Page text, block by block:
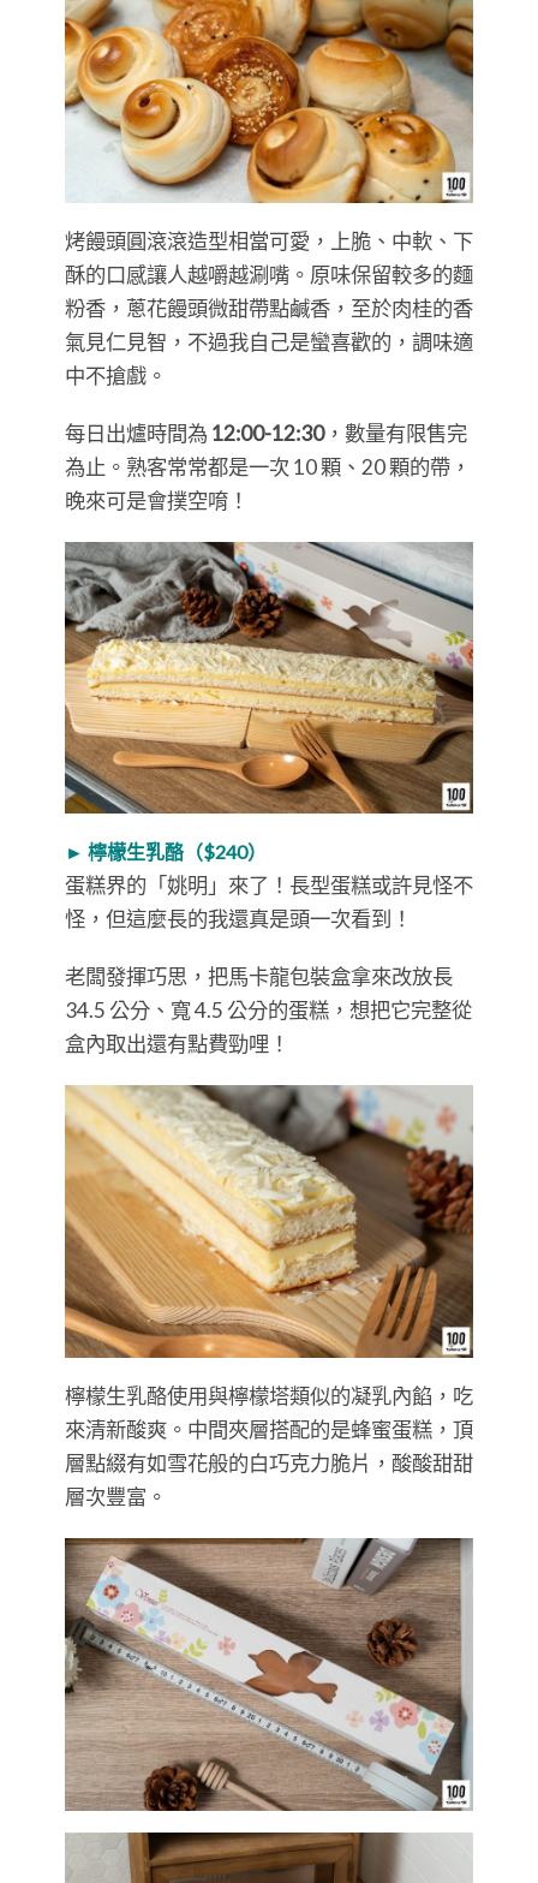
烤饅頭圓滾滾造型相當可愛，上脆、中軟、下
酥的口感讓人越嚼越涮嘴。原味保留較多的麵
粉香，蔥花饅頭微甜帶點鹹香，至於肉桂的香
氣見仁見智，不過我自己是蠻喜歡的，調味適
中不搶戲。
每日出爐時間為12:00-12:30，數量有限售完
為止。熟客常常都是一次 10 顆、20 顆的帶，
晚來可是會撲空唷！
► 檸檬生乳酪（$240）
蛋糕界的「姚明」來了！長型蛋糕或許見怪不
怪，但這麼長的我還真是頭一次看到！
老闆發揮巧思，把馬卡龍包裝盒拿來改放長
34.5 公分、寬 4.5 公分的蛋糕，想把它完整從
盒內取出還有點費勁哩！
檸檬生乳酪使用與檸檬塔類似的凝乳內餡，吃
來清新酸爽。中間夾層搭配的是蜂蜜蛋糕，頂
層點綴有如雪花般的白巧克力脆片，酸酸甜甜
層次豐富。